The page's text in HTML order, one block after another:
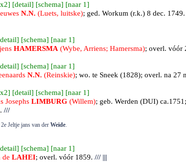
x2] [detail] [schema] [naar 1]
N.N. (Luets, luitske); ged. Workum (r.k.) 8 dec. 1749.
detail] [schema] [naar 1]
HAMERSMA (Wybe, Arriens; Hamersma); overl. vóór
detail] [schema] [naar 1]
N.N. (Reinskie); wo. te Sneek (1828); overl. na 27
x2] [detail] [schema] [naar 1]
Josephs LIMBURG (Willem); geb. Werden (DUI)
///
Jeltje jans van der Weide.
detail] [schema] [naar 1]
de LAHEI; overl. vóór 1859. ///|||